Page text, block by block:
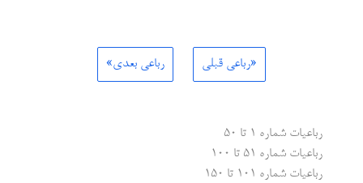
«رباعی قبلی رباعی بعدی»
رباعیات شماره ۱ تا ۵۰
رباعیات شماره ۵۱ تا ۱۰۰
رباعیات شماره ۱۰۱ تا ۱۵۰